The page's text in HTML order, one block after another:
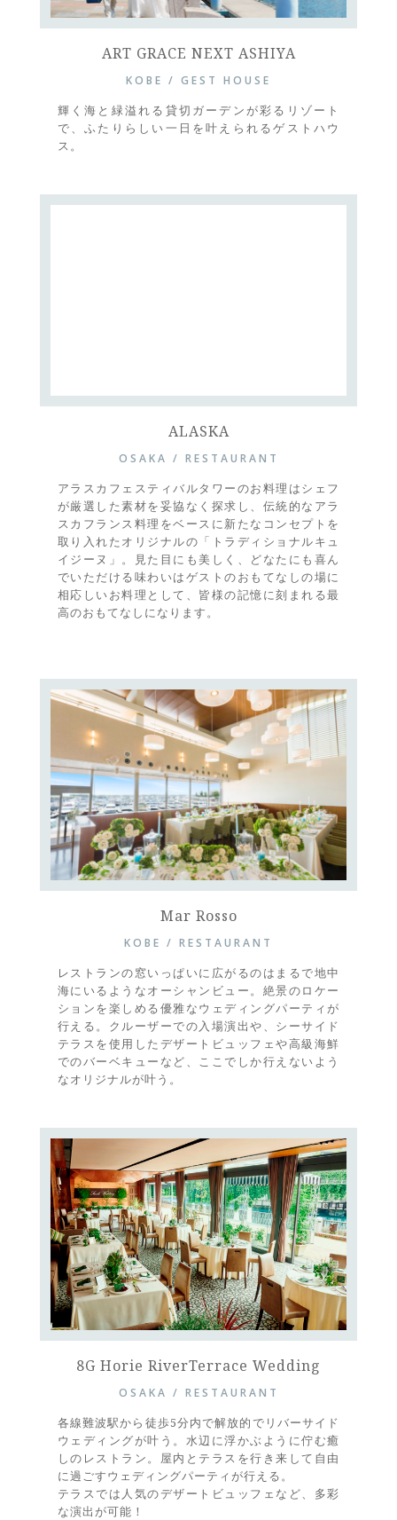
ART GRACE NEXT ASHIYA
KOBE / GEST HOUSE
輝く海と緑溢れる貸切ガーデンが彩るリゾート
で、ふたりらしい一日を叶えられるゲストハウ
ス。
ALASKA
OSAKA / RESTAURANT
アラスカフェスティバルタワーのお料理はシェフ
が厳選した素材を妥協なく探求し、伝統的なアラ
スカフランス料理をベースに新たなコンセプトを
取り入れたオリジナルの「トラディショナルキュ
イジーヌ」。見た目にも美しく、どなたにも喜ん
でいただける味わいはゲストのおもてなしの場に
相応しいお料理として、皆様の記憶に刻まれる最
高のおもてなしになります。
Mar Rosso
KOBE / RESTAURANT
レストランの窓いっぱいに広がるのはまるで地中
海にいるようなオーシャンビュー。絶景のロケー
ションを楽しめる優雅なウェディングパーティが
行える。クルーザーでの入場演出や、シーサイド
テラスを使用したデザートビュッフェや高級海鮮
でのバーベキューなど、ここでしか行えないよう
なオリジナルが叶う。
8G Horie RiverTerrace Wedding
OSAKA / RESTAURANT
各線難波駅から徒歩5分内で解放的でリバーサイド
ウェディングが叶う。水辺に浮かぶように佇む癒
しのレストラン。屋内とテラスを行き来して自由
に過ごすウェディングパーティが行える。
テラスでは人気のデザートビュッフェなど、多彩
な演出が可能！